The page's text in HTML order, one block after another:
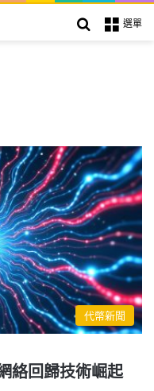
選單
搜索
代幣新聞
絡回歸技術崛起